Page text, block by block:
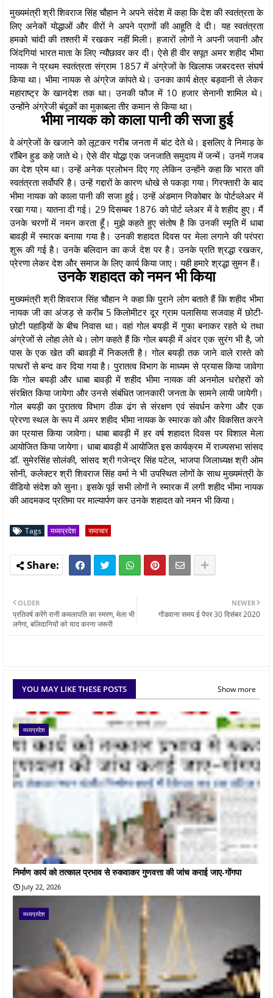
मुख्यमंत्री श्री शिवराज सिंह चौहान ने अपने संदेश में कहा कि देश की स्वतंत्रता के
लिए अनेकों योद्धाओं और वीरों ने अपने प्राणों की आहूति दे दी। यह स्वतंत्रता
हमको चांदी की तश्तरी में रखकर नहीं मिली। हजारों लोगों ने अपनी जवानी और
जिंदगियां भारत माता के लिए न्यौछावर कर दी। ऐसे ही वीर सपूत अमर शहीद भीमा
नायक ने प्रथम स्वतंत्रता संग्राम 1857 में अंग्रेजों के खिलाफ जबरदस्त संघर्ष
किया था। भीमा नायक से अंग्रेज कांपते थे। उनका कार्य क्षेत्र बड़वानी से लेकर
महाराष्ट्र के खानदेश तक था। उनकी फौज में 10 हजार सेनानी शामिल थे।
उन्होंने अंग्रेजी बंदूकों का मुकाबला तीर कमान से किया था।
भीमा नायक को काला पानी की सजा हुई
वे अंग्रेजों के खजाने को लूटकर गरीब जनता में बांट देते थे। इसलिए वे निमाड़ के
रॉबिन हुड कहे जाते थे। ऐसे वीर योद्धा एक जनजाति समुदाय में जन्में। उनमें गजब
का देश प्रेम था। उन्हें अनेक प्रलोभन दिए गए लेकिन उन्होंने कहा कि भारत की
स्वतंत्रता सर्वोपरि है। उन्हें गद्दारों के कारण धोखे से पकड़ा गया। गिरफ्तारी के बाद
भीमा नायक को काला पानी की सजा हुई। उन्हें अंडमान निकोबार के पोर्टव्लेअर में
रखा गया। यातना दी गई। 29 दिसम्बर 1876 को पोर्ट व्लेअर में वे शहीद हुए। मैं
उनके चरणों में नमन करता हूँ। मुझे कहते हुए संतोष है कि उनकी स्मृति में धाबा
बावड़ी में स्मारक बनाया गया है। उनकी शहादत दिवस पर मेला लगाने की परंपरा
शुरू की गई है। उनके बलिदान का कर्ज देश पर है। उनके प्रति श्रद्धा रखकर,
प्रेरणा लेकर देश और समाज के लिए कार्य किया जाए। यही हमारे श्रद्धा सुमन हैं।
उनके शहादत को नमन भी किया
मुख्यमंत्री श्री शिवराज सिंह चौहान ने कहा कि पुराने लोग बताते हैं कि शहीद भीमा
नायक जी का अंजड़ से करीब 5 किलोमीटर दूर ग्राम पलासिया सजवाह में छोटी-
छोटी पहाड़ियों के बीच निवास था। वहां गोल बयड़ी में गुफा बनाकर रहते थे तथा
अंग्रेजों से लोहा लेते थे। लोग कहते हैं कि गोल बयड़ी में अंदर एक सुरंग भी है, जो
पास के एक खेत की बावड़ी में निकलती है। गोल बयड़ी तक जाने वाले रास्ते को
पत्थरों से बन्द कर दिया गया है। पुरातत्व विभाग के माध्यम से प्रयास किया जावेगा
कि गोल बयड़ी और धाबा बावड़ी में शहीद भीमा नायक की अनमोल धरोहरों को
संरक्षित किया जायेगा और उनसे संबंधित जानकारी जनता के सामने लायी जायेगी।
गोल बयड़ी का पुरातत्व विभाग ठीक ढंग से संरक्षण एवं संवर्धन करेगा और एक
प्रेरणा स्थल के रूप में अमर शहीद भीमा नायक के स्मारक को और विकसित करने
का प्रयास किया जावेगा। धाबा बावड़ी में हर वर्ष शहादत दिवस पर विशाल मेला
आयोजित किया जायेगा। धाबा बावड़ी में आयोजित इस कार्यक्रम में राज्यसभा सांसद
डॉ. सुमेरसिंह सोलंकी, सांसद श्री गजेन्द्र सिंह पटेल, भाजपा जिलाध्यक्ष श्री ओम
सोनी, कलेक्टर श्री शिवराज सिंह वर्मा ने भी उपस्थित लोगों के साथ मुख्यमंत्री के
वीडियो संदेश को सुना। इसके पूर्व सभी लोगों ने स्मारक में लगी शहीद भीमा नायक
की आदमकद प्रतिमा पर माल्यार्पण कर उनके शहादत को नमन भी किया।
Tags मध्यप्रदेश समाचार
NEWER
गोंडवाना समय ई पेपर 30 दिसंबर 2020
OLDER
प्रतिवर्ष करेंगे रानी कमलापति का स्मरण, मेला भी
लगेगा, बलिदानियों को याद करना जरूरी
YOU MAY LIKE THESE POSTS Show more
मध्यप्रदेश
निर्माण कार्य को तत्काल प्रभाव से रुकवाकर गुणवत्ता की जांच कराई जाए-गोंगपा
July 22, 2026
मध्यप्रदेश